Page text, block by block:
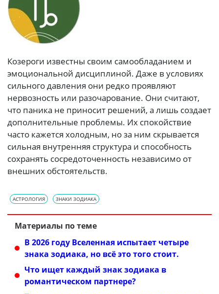
Козероги известны своим самообладанием и
эмоциональной дисциплиной. Даже в условиях
сильного давления они редко проявляют
нервозность или разочарование. Они считают,
что паника не приносит решений, а лишь создает
дополнительные проблемы. Их спокойствие
часто кажется холодным, но за ним скрывается
сильная внутренняя структура и способность
сохранять сосредоточенность независимо от
внешних обстоятельств.
АСТРОЛОГИЯ ЗНАКИ ЗОДИАКА
Материалы по теме
В 2026 году Вселенная испытает четыре
знака зодиака, но всё это того стоит.
Что ищет каждый знак зодиака в
романтическом партнере?